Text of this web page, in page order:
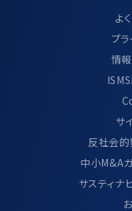
よ
プ
情
サ
反社会的
中小M&A
サスティナ